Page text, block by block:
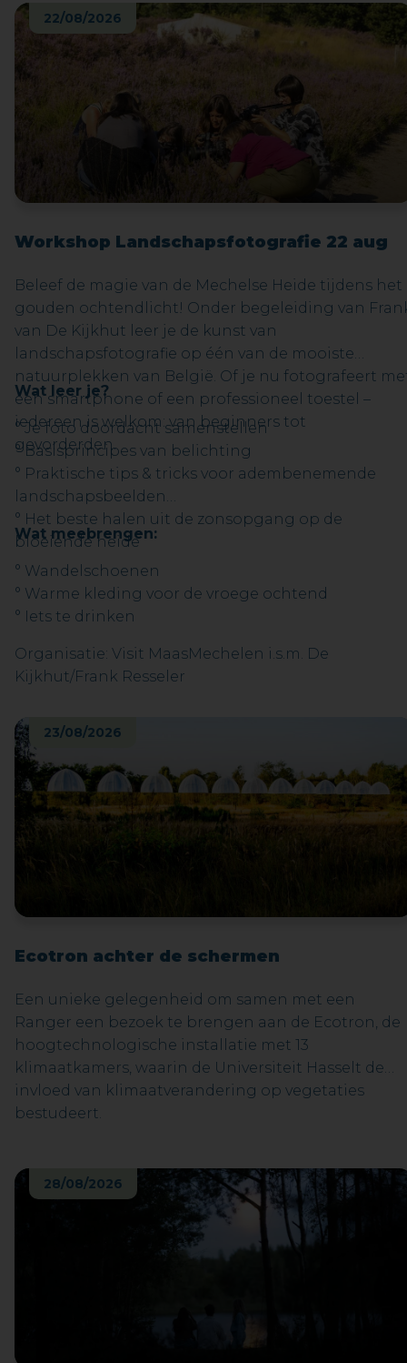
22/08/2026
Workshop Landschapsfotografie 22 aug
Beleef de magie van de Mechelse Heide tijdens het
gouden ochtendlicht! Onder begeleiding van
van De Kijkhut leer je de kunst van
landschapsfotografie op één van de mooiste
natuurplekken van België. Of je nu fotografeert
een smartphone of een professioneel toestel –
iedereen is welkom: van beginners tot
gevorderden.
Wat leer je?
° Je foto doordacht samenstellen
° Basisprincipes van belichting
° Praktische tips & tricks voor adembenemende
landschapsbeelden
° Het beste halen uit de zonsopgang op de
bloeiende heide
Wat meebrengen:
° Wandelschoenen
° Warme kleding voor de vroege ochtend
° Iets te drinken
Organisatie: Visit MaasMechelen i.s.m. De
Kijkhut/Frank Resseler
23/08/2026
Ecotron achter de schermen
Een unieke gelegenheid om samen met een
Ranger een bezoek te brengen aan de Ecotron, de
hoogtechnologische installatie met 13
klimaatkamers, waarin de Universiteit Hasselt de
invloed van klimaatverandering op vegetaties
bestudeert.
28/08/2026